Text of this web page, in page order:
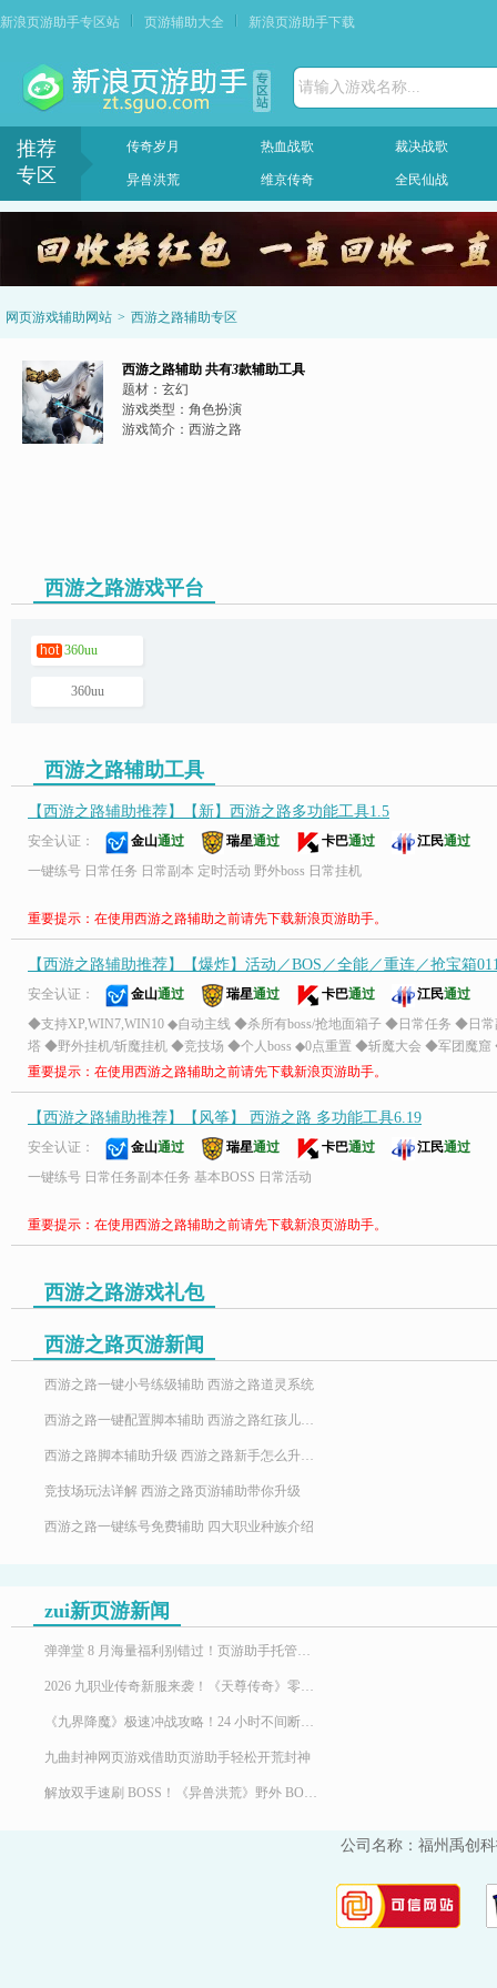
新浪页游助手专区站 页游辅助大全 新浪页游助手下载
请输入游戏名称...
推荐
专区
传奇岁月 热血战歌 裁决战歌
异兽洪荒 维京传奇 全民仙战
网页游戏辅助网站 > 西游之路辅助专区
西游之路辅助 共有3款辅助工具
题材： 玄幻
游戏类型： 角色扮演
游戏简介： 西游之路
西游之路游戏平台
hot 360uu
360uu
西游之路辅助工具
【西游之路辅助推荐】【新】西游之路多功能工具1.5
安全认证： 金山通过 瑞星通过 卡巴通过 江民通过
一键练号 日常任务 日常副本 定时活动 野外boss 日常挂机
重要提示：在使用西游之路辅助之前请先下载新浪页游助手。
【西游之路辅助推荐】【爆炸】活动／BOS／全能／重连／抢宝箱
安全认证： 金山通过 瑞星通过 卡巴通过 江民通过
◆支持XP,WIN7,WIN10 ◆自动主线 ◆杀所有boss/抢地面箱子 ◆日常任务 ◆日
塔 ◆野外挂机/斩魔挂机 ◆竞技场 ◆个人boss ◆0点重置 ◆斩魔大会 ◆军团魔
技场 ◆蟠桃会 ◆怪物攻城 ◆掉线重连
重要提示：在使用西游之路辅助之前请先下载新浪页游助手。
【西游之路辅助推荐】【风筝】 西游之路 多功能工具6.19
安全认证： 金山通过 瑞星通过 卡巴通过 江民通过
一键练号 日常任务副本任务 基本BOSS 日常活动
重要提示：在使用西游之路辅助之前请先下载新浪页游助手。
西游之路游戏礼包
西游之路页游新闻
西游之路一键小号练级辅助 西游之路道灵系统
西游之路一键配置脚本辅助 西游之路红孩儿值不值得购买
西游之路脚本辅助升级 西游之路新手怎么升级快
竞技场玩法详解 西游之路页游辅助带你升级
西游之路一键练号免费辅助 四大职业种族介绍
zui新页游新闻
弹弹堂 8 月海量福利别错过！页游助手托管挂机，限定时装轻松到手
2026 九职业传奇新服来袭！《天尊传奇》零氪高效发育，快速玩转霸服
《九界降魔》极速冲战攻略！24 小时不间断堆战力霸服
九曲封神网页游戏借助页游助手轻松开荒封神
解放双手速刷 BOSS！《异兽洪荒》野外 BOSS 玩法，页游助手挂机打宝两不误
公司名称：福州禹创